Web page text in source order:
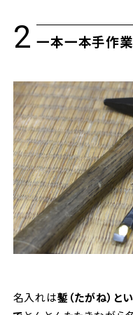
一本一本手作業
名入れは鏨（たがね）